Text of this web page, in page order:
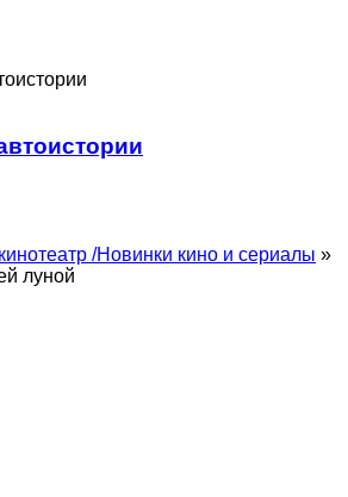
/Новинки кино и сериалы »
луной